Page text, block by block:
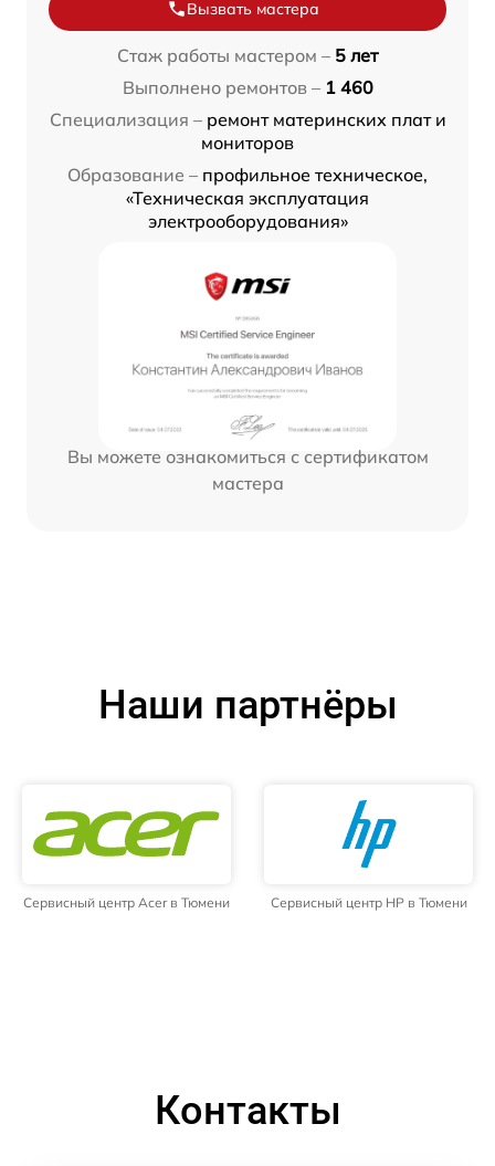
Вызвать мастера
Стаж работы мастером – 5 лет
Выполнено ремонтов – 1 460
Специализация – ремонт материнских плат и
мониторов
Образование – профильное техническое,
«Техническая эксплуатация
электрооборудования»
Вы можете ознакомиться с сертификатом
мастера
Наши партнёры
Сервисный центр Acer в Тюмени Сервисный центр HP в Тюмени
Контакты